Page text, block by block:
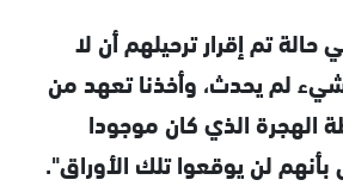
حالة تم إقرار ترحيلهم أن لا
لم يحدث، وأخذنا تعهد من
الذي كان موجودا
لن يوقعوا تلك الأوراق".